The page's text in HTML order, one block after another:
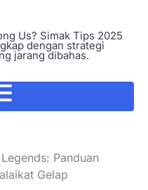
Us? Simak Tips 2025
dengan strategi
jarang dibahas.
Panduan
Gelap